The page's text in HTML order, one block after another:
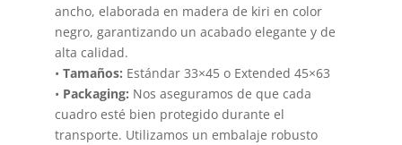
ancho, elaborada en madera de kiri en color
negro, garantizando un acabado elegante y de
alta calidad.
• Tamaños: Estándar 33×45 o Extended 45×63
• Packaging: Nos aseguramos de que cada
cuadro esté bien protegido durante el
transporte. Utilizamos un embalaje robusto